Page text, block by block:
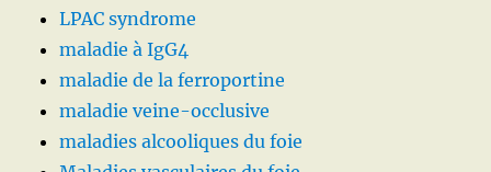
LPAC syndrome
maladie à IgG4
maladie de la ferroportine
maladie veine-occlusive
maladies alcooliques du foie